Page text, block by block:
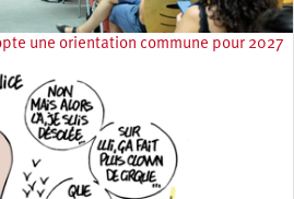
une orientation commune pour 2027